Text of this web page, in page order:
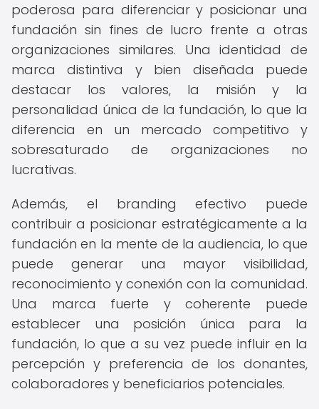
poderosa para diferenciar y posicionar una
fundación sin fines de lucro frente a otras
organizaciones similares. Una identidad de
marca distintiva y bien diseñada puede
destacar los valores, la misión y la
personalidad única de la fundación, lo que la
diferencia en un mercado competitivo y
sobresaturado de organizaciones no
lucrativas.
Además, el branding efectivo puede
contribuir a posicionar estratégicamente a la
fundación en la mente de la audiencia, lo que
puede generar una mayor visibilidad,
reconocimiento y conexión con la comunidad.
Una marca fuerte y coherente puede
establecer una posición única para la
fundación, lo que a su vez puede influir en la
percepción y preferencia de los donantes,
colaboradores y beneficiarios potenciales.